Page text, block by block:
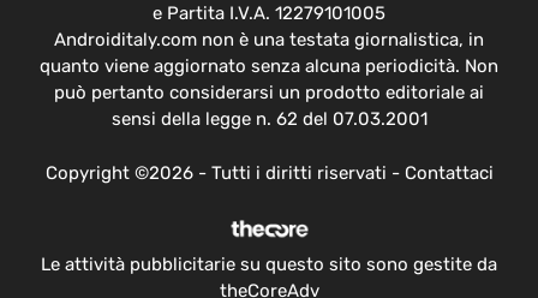
e Partita I.V.A. 12279101005
Androiditaly.com non è una testata giornalistica, in
quanto viene aggiornato senza alcuna periodicità. Non
può pertanto considerarsi un prodotto editoriale ai
sensi della legge n. 62 del 07.03.2001
Copyright ©2026 - Tutti i diritti riservati - Contattaci
Le attività pubblicitarie su questo sito sono gestite da
theCoreAdv